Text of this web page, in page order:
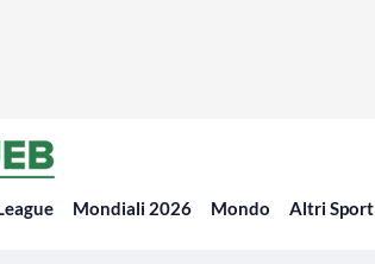
Mondiali 2026 Mondo Altri Sport